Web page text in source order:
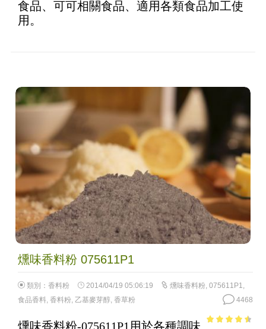
食品、可可相關食品、適用各類食品加工使
用。
燻味香料粉 075611P1
類別： 香料粉 2014/04/19 05:06:19 燻味香料粉, 075611P1,
食品香料, 香料粉, 乙基麥芽醇, 香草粉 4468
燻味香料粉-075611P1用於各種調味